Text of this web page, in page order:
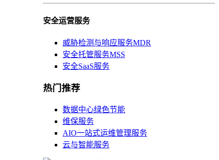
安全运营服务
威胁检测与响应服务MDR
安全托管服务MSS
安全SaaS服务
热门推荐
数据中心绿色节能
维保服务
AIO一站式运维管理服务
云与智能服务